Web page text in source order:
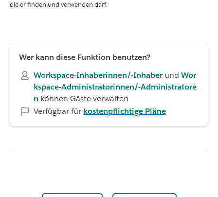
die er finden und verwenden darf.
Wer kann diese Funktion benutzen?
Workspace-Inhaberinnen/-Inhaberund Wor
kspace-Administratorinnen/-Administratore
n können Gäste verwalten
Verfügbar für kostenpflichtige Pläne